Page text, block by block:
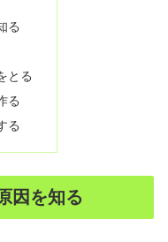
る
とる
る
る
因を知る